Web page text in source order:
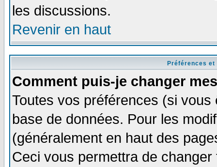
les discussions.
Revenir en haut
Préférences
Comment puis-je changer
Toutes vos préférences (si
base de données. Pour les
(généralement en haut des
Ceci vous permettra de